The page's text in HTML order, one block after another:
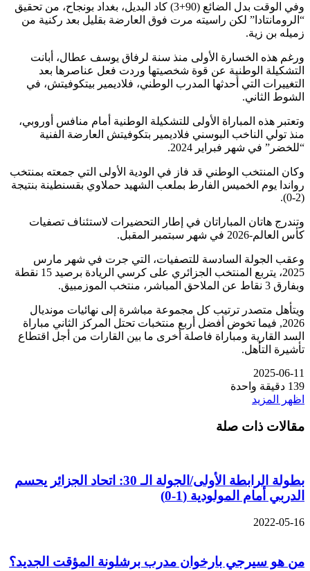
وفي الوقت بدل الضائع (90+3) كاد البديل، بغداد بونجاح، من تحقيق
“الرومانتادا” لكن راسيته مرت فوق العارضة بقليل بعد ركنية من
زميله بن زية.
ورغم هذه الخسارة الأولى منذ سنة لرفاق يوسف عطال، أبانت
التشكيلة الوطنية عن قوة شخصيتها وردت فعل عناصرها بعد
التغييرات التي أحدثها المدرب الوطني، فلاديمير بيتكوفيتش، في
الشوط الثاني.
وتعتبر هذه المباراة الأولى للتشكيلة الوطنية أمام منافس أوروبي،
منذ تولي الناخب البوسني فلاديمير بتكوفيتش العارضة الفنية
“للخضر” في شهر فبراير 2024.
وكان المنتخب الوطني قد فاز في الودية الأولى التي جمعته بمنتخب
رواندا يوم الخميس الفارط بملعب الشهيد حملاوي بقسنطينة بنتيجة
(2-0).
وتندرج هاتان المباراتان في إطار التحضيرات لاستئناف تصفيات
كأس العالم-2026 في شهر سبتمبر المقبل.
وعقب الجولة السادسة للتصفيات، التي جرت في شهر مارس
2025، يتربع المنتخب الجزائري على كرسي الريادة برصيد 15 نقطة
وبفارق 3 نقاط عن الملاحق المباشر، منتخب الموزمبيق.
ويتأهل متصدر ترتيب كل مجموعة مباشرة إلى نهائيات مونديال
2026, فيما تخوض أفضل أربع منتخبات تحتل المركز الثاني مباراة
السد القارية ومباراة فاصلة أخرى ما بين القارات من أجل اقتطاع
تأشيرة التأهل.
2025-06-11
139 دقيقة واحدة
اظهر المزيد
مقالات ذات صلة
بطولة الرابطة الأولى/الجولة الـ 30: اتحاد الجزائر يحسم
الدربي أمام المولودية (1-0)
2022-05-16
من هو سيرجي بارخوان مدرب برشلونة المؤقت الجديد؟